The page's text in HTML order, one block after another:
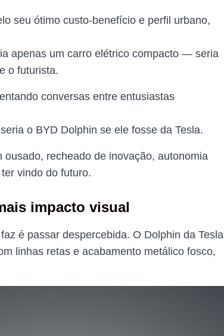
seu ótimo custo-benefício e perfil urbano,
apenas um carro elétrico compacto — seria
o futurista.
conversas entre entusiastas
o BYD Dolphin se ele fosse da Tesla.
recheado de inovação, autonomia
vindo do futuro.
impacto visual
é passar despercebida. O Dolphin da Tesla
linhas retas e acabamento metálico fosco,